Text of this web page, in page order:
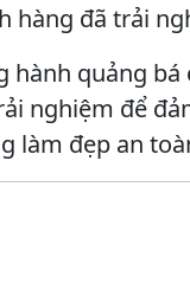
hàng đã trải
hành quảng
nghiệm để
làm đẹp an